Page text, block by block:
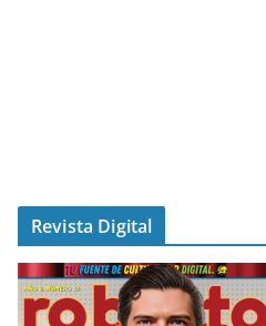
Revista Digital